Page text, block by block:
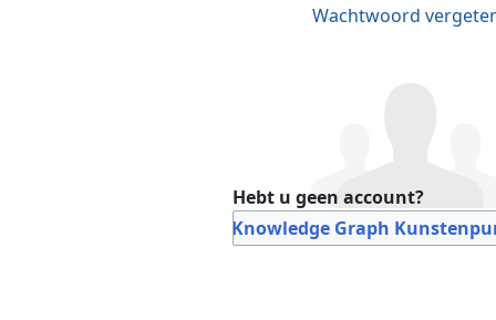
Wachtwoord
Hebt u geen account?
Bij Knowledge Graph